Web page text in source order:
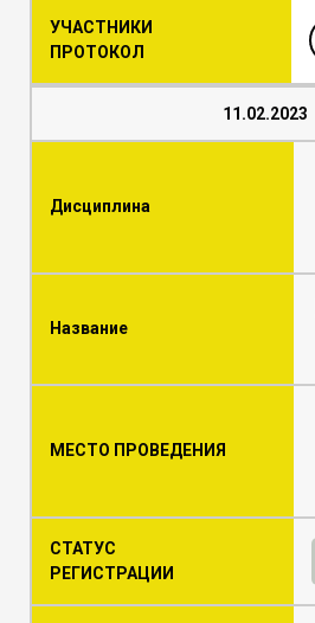
УЧАСТНИКИ
ПРОТОКОЛ
11.02.2023
Дисциплина
Название
МЕСТО ПРОВЕДЕНИЯ
СТАТУС
РЕГИСТРАЦИИ